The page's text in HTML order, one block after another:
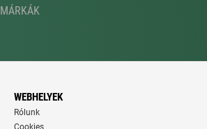
MÁRKÁK
WEBHELYEK
Rólunk
Cookies